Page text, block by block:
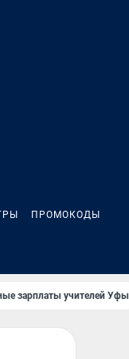
ПРОМОКОДЫ
зарплаты учителей Уфы